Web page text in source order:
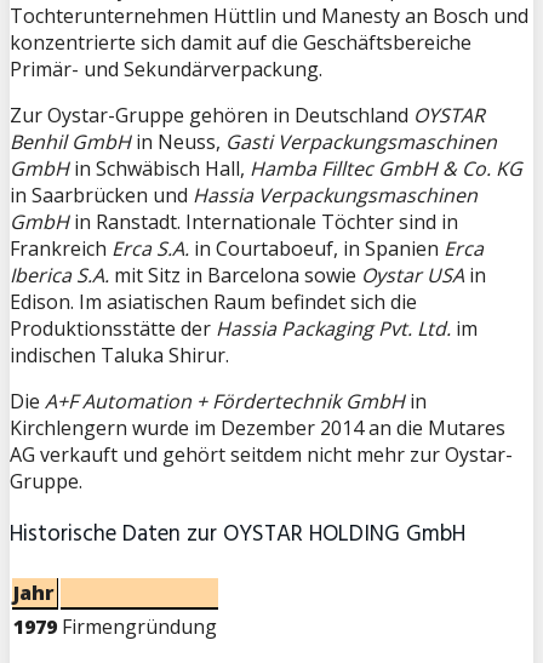
Tochterunternehmen Hüttlin und Manesty an Bosch und
konzentrierte sich damit auf die Geschäftsbereiche
Primär- und Sekundärverpackung.
Zur Oystar-Gruppe gehören in Deutschland OYSTAR
Benhil GmbHin Neuss, Gasti Verpackungsmaschinen
GmbHin Schwäbisch Hall, Hamba Filltec GmbH & Co. KG
in Saarbrücken und Hassia Verpackungsmaschinen
GmbHin Ranstadt. Internationale Töchter sind in
Frankreich Erca S.A. in Courtaboeuf, in Spanien Erca
Iberica S.A. mit Sitz in Barcelona sowie Oystar USA in
Edison. Im asiatischen Raum befindet sich die
Produktionsstätte der Hassia Packaging Pvt. Ltd. im
indischen Taluka Shirur.
Die A+F Automation + Fördertechnik GmbHin
Kirchlengern wurde im Dezember 2014 an die Mutares
AG verkauft und gehört seitdem nicht mehr zur Oystar-
Gruppe.
Historische Daten zur OYSTAR HOLDING GmbH
Jahr
1979 Firmengründung